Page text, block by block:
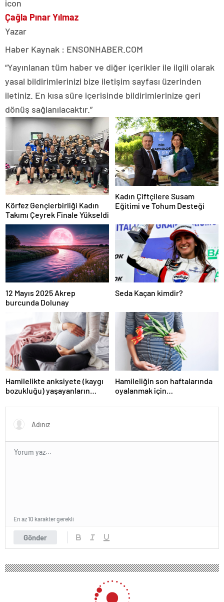
Çağla Pınar Yılmaz
Yazar
Haber Kaynak : ENSONHABER.COM
“Yayınlanan tüm haber ve diğer içerikler ile ilgili olarak
yasal bildirimlerinizi bize iletişim sayfası üzerinden
iletiniz. En kısa süre içerisinde bildirimlerinize geri
dönüş sağlanılacaktır.”
Körfez Gençlerbirliği Kadın
Takımı Çeyrek Finale Yükseldi
Kadın Çiftçilere Susam
Eğitimi ve Tohum Desteği
12 Mayıs 2025 Akrep
burcunda Dolunay
Seda Kaçan kimdir?
Hamilelikte anksiyete (kaygı
bozukluğu) yaşayanların
Hamileliğin son haftalarında
oyalanmak için…
Gönder
En az 10 karakter gerekli